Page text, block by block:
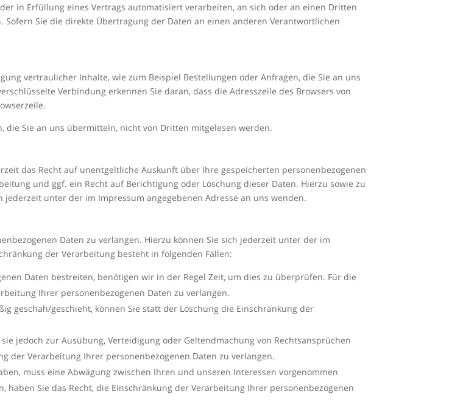
in Erfüllung eines Vertrags automatisiert verarbeiten, an sich oder an einen Dritten
Sie die direkte Übertragung der Daten an einen anderen Verantwortlichen
vertraulicher Inhalte, wie zum Beispiel Bestellungen oder Anfragen, die Sie an uns
Verbindung erkennen Sie daran, dass die Adresszeile des Browsers von
die Sie an uns übermitteln, nicht von Dritten mitgelesen werden.
das Recht auf unentgeltliche Auskunft über Ihre gespeicherten personenbezogenen
und ggf. ein Recht auf Berichtigung oder Löschung dieser Daten. Hierzu sowie zu
unter der im Impressum angegebenen Adresse an uns wenden.
Daten zu verlangen. Hierzu können Sie sich jederzeit unter der im
der Verarbeitung besteht in folgenden Fällen:
Daten bestreiten, benötigen wir in der Regel Zeit, um dies zu überprüfen. Für die
Ihrer personenbezogenen Daten zu verlangen.
geschah/geschieht, können Sie statt der Löschung die Einschränkung der
jedoch zur Ausübung, Verteidigung oder Geltendmachung von Rechtsansprüchen
der Verarbeitung Ihrer personenbezogenen Daten zu verlangen.
muss eine Abwägung zwischen Ihren und unseren Interessen vorgenommen
Sie das Recht, die Einschränkung der Verarbeitung Ihrer personenbezogenen